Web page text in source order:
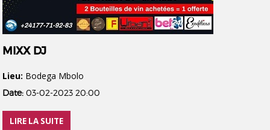
MIXX DJ
Lieu: Bodega Mbolo
Date: 03-02-2023 20:00
LIRE LA SUITE